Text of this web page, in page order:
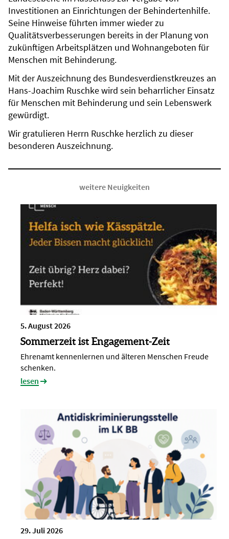
Investitionen an Einrichtungen der Behindertenhilfe.
Seine Hinweise führten immer wieder zu
Qualitätsverbesserungen bereits in der Planung von
zukünftigen Arbeitsplätzen und Wohnangeboten für
Menschen mit Behinderung.
Mit der Auszeichnung des Bundesverdienstkreuzes an
Hans-Joachim Ruschke wird sein beharrlicher Einsatz
für Menschen mit Behinderung und sein Lebenswerk
gewürdigt.
Wir gratulieren Herrn Ruschke herzlich zu dieser
besonderen Auszeichnung.
weitere Neuigkeiten
5. August 2026
Sommerzeit ist Engagement-Zeit
Ehrenamt kennenlernen und älteren Menschen Freude
schenken.
lesen
29. Juli 2026